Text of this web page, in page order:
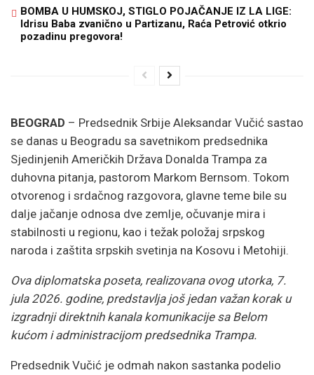
BOMBA U HUMSKOJ, STIGLO POJAČANJE IZ LA LIGE:
Idrisu Baba zvanično u Partizanu, Raća Petrović otkrio
pozadinu pregovora!
BEOGRAD – Predsednik Srbije Aleksandar Vučić sastao
se danas u Beogradu sa savetnikom predsednika
Sjedinjenih Američkih Država Donalda Trampa za
duhovna pitanja, pastorom Markom Bernsom. Tokom
otvorenog i srdačnog razgovora, glavne teme bile su
dalje jačanje odnosa dve zemlje, očuvanje mira i
stabilnosti u regionu, kao i težak položaj srpskog
naroda i zaštita srpskih svetinja na Kosovu i Metohiji.
Ova diplomatska poseta, realizovana ovog utorka, 7.
jula 2026. godine, predstavlja još jedan važan korak u
izgradnji direktnih kanala komunikacije sa Belom
kućom i administracijom predsednika Trampa.
Predsednik Vučić je odmah nakon sastanka podelio